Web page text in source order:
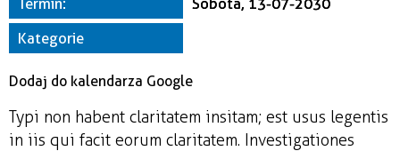
Organizator
Kategorie
Dodaj do kalendarza Google
Typi non habent claritatem insitam; est usus legentis
in iis qui facit eorum claritatem. Investigationes